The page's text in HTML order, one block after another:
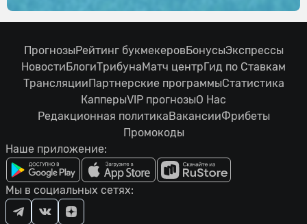
ПрогнозыРейтинг букмекеровБонусыЭкспрессы
НовостиБлогиТрибунаМатч центрГид по Ставкам
ТрансляцииПартнерские программыСтатистика
КапперыVIP прогнозыО Нас
Редакционная политикаВакансииФрибеты
Промокоды
Наше приложение:
Мы в социальных сетях: